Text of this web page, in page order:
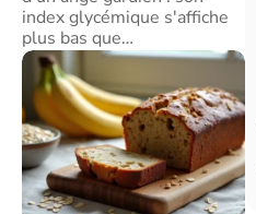
index glycémique s'affiche
plus bas que…